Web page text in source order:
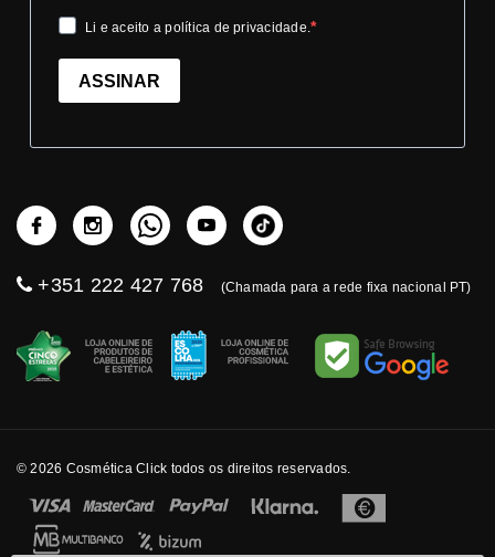
Li e aceito a política de privacidade.
ASSINAR
+351 222 427 768 (Chamada para a rede fixa nacional PT)
© 2026 Cosmética Click todos os direitos reservados.